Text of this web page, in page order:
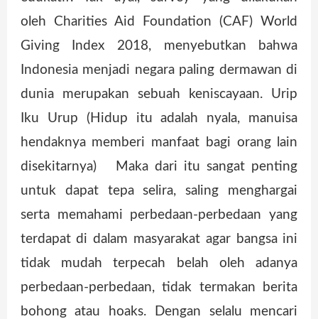
oleh Charities Aid Foundation (CAF) World
Giving Index 2018, menyebutkan bahwa
Indonesia menjadi negara paling dermawan di
dunia merupakan sebuah keniscayaan. Urip
Iku Urup (Hidup itu adalah nyala, manuisa
hendaknya memberi manfaat bagi orang lain
disekitarnya) Maka dari itu sangat penting
untuk dapat tepa selira, saling menghargai
serta memahami perbedaan-perbedaan yang
terdapat di dalam masyarakat agar bangsa ini
tidak mudah terpecah belah oleh adanya
perbedaan-perbedaan, tidak termakan berita
bohong atau hoaks. Dengan selalu mencari